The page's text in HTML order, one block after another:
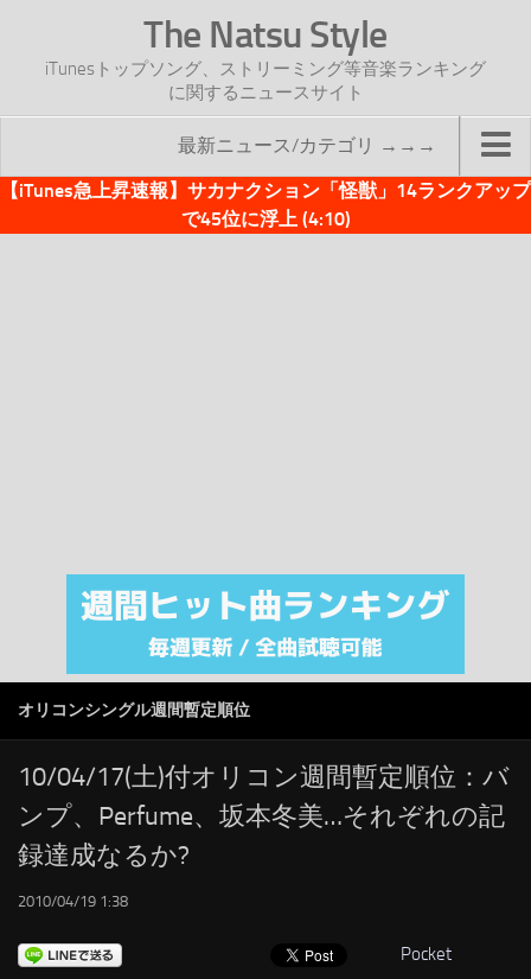
The Natsu Style
iTunesトップソング、ストリーミング等音楽ランキング
に関するニュースサイト
最新ニュース/カテゴリ →→→
TOP
注目カテゴリ
オリジナルiTunes週間トップソング
RSS
LINKS
【iTunes急上昇速報】サカナクション「怪獣」14ランクアップ
で45位に浮上 (4:10)
オリコンシングル週間暫定順位
10/04/17(土)付オリコン週間暫定順位：バ
ンプ、Perfume、坂本冬美…それぞれの記
録達成なるか?
2010/04/19 1:38
Pocket